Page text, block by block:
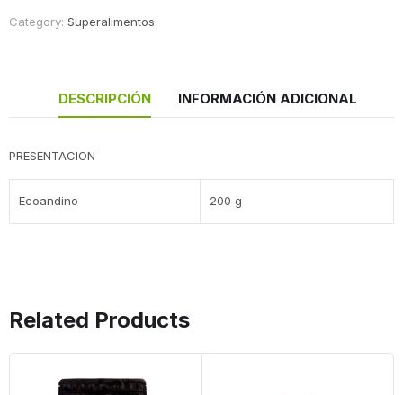
Category: Superalimentos
DESCRIPCIÓN INFORMACIÓN ADICIONAL
PRESENTACION
Ecoandino 200 g
Related Products